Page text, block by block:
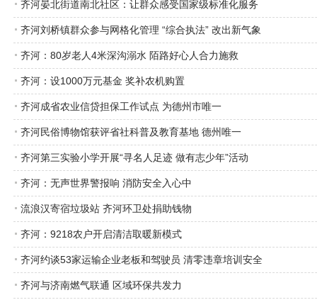
齐河晏北街道南北社区：让群众感受国家级标准化服务
齐河刘桥镇群众参与网格化管理 “综合执法” 改出新气象
齐河：80岁老人4米深沟溺水 陌路好心人合力施救
齐河：设1000万元基金 奖补农机购置
齐河成省农业信贷担保工作试点 为德州市唯一
齐河民俗博物馆获评省社科普及教育基地 德州唯一
齐河第三实验小学开展“寻名人足迹 做有志少年”活动
齐河：无声世界警报响 消防安全入心中
流浪汉寄宿垃圾站 齐河环卫处捐助钱物
齐河：9218农户开启清洁取暖新模式
齐河约谈53家运输企业老板和驾驶员 清零违章培训安全
齐河与济南燃气联通 区域环保共发力